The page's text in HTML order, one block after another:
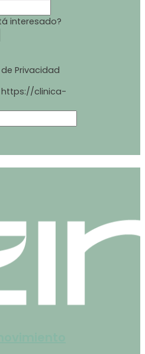
interesado?
Privacidad
https://clinica-